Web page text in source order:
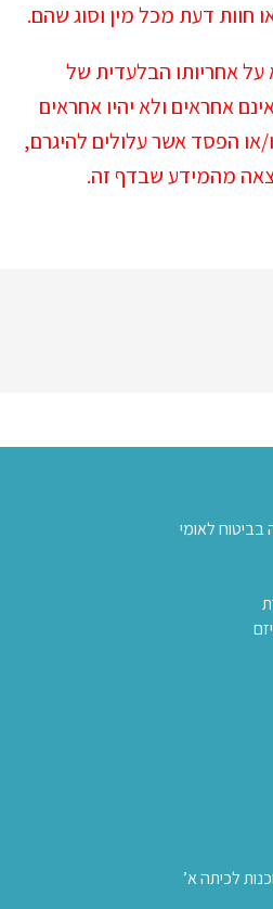
חוות דעת מכל מין וסוג שהם.
אחריותו הבלעדית של
אחראים ולא יהיו אחראים
או הפסד אשר עלולים להיגרם,
מהמידע שבדף זה.
בביטוח לאומי
לכיתה א’